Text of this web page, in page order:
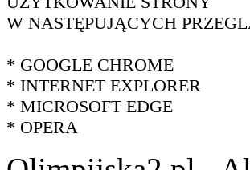
W NASTĘPUJĄCYCH
* GOOGLE CHROME
* INTERNET EXPLORER
* MICROSOFT EDGE
* OPERA